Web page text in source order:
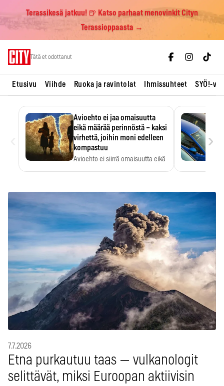
Terassikesä jatkuu! 🍺 Katso parhaat menovinkit Cityn
Terassioppaasta →
Tätä et odottanut
Etusivu Viihde Ruoka ja ravintolat Ihmissuhteet SYÖ!-
Avioehto ei jaa omaisuutta
eikä määrää perinnöstä – kaksi
virhettä, joihin moni edelleen
kompastuu
Avioehto ei siirrä omaisuutta eikä
›
7.7.2026
Etna purkautuu taas — vulkanologit
selittävät, miksi Euroopan aktiivisin